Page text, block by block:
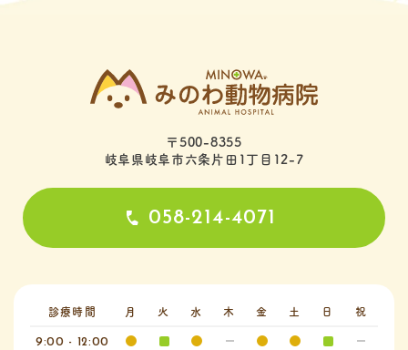
〒500-8355
岐阜県岐阜市六条片田1丁目12-7
058-214-4071
診療時間 月 火 水 木 金 土 日 祝
9:00 - 12:00